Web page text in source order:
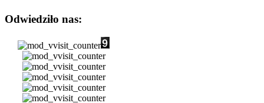
Odwiedziło nas: